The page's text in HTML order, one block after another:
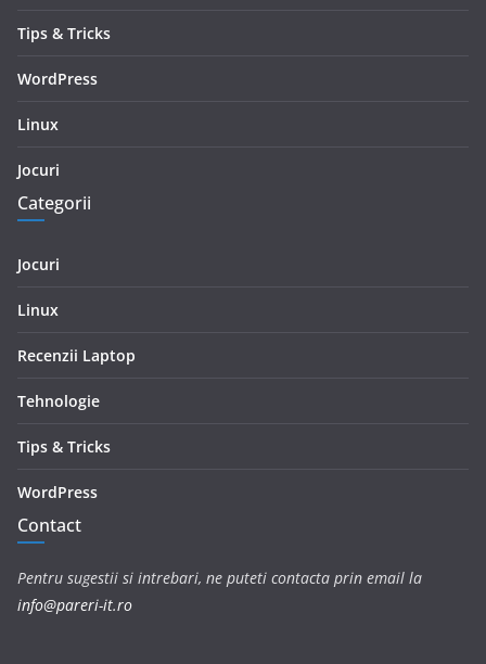
Tips & Tricks
WordPress
Linux
Jocuri
Categorii
Jocuri
Linux
Recenzii Laptop
Tehnologie
Tips & Tricks
WordPress
Contact
Pentru sugestii si intrebari, ne puteti contacta prin email la
info@pareri-it.ro